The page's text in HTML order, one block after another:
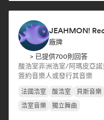
JEAHMON!
廠牌
> 已提供700則回答
酸浩室非洲浩室/阿瑪皮亞諾
簽約音樂人或發行其音樂
法國浩室 酸浩室 貝斯音樂
浩室音樂
獨立舞曲